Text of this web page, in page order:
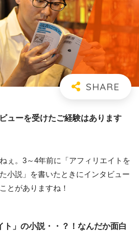
ューを受けたご経験はあります
ぇ。3～4年前に「アフィリエイトを
小説」を書いたときにインタビュー
とがありますね！
ト」の小説・・？！なんだか面白